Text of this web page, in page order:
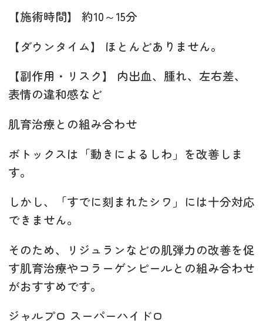
【施術時間】 約10～15分
【ダウンタイム】 ほとんどありません。
【副作用・リスク】 内出血、腫れ、左右差、
表情の違和感など
肌育治療との組み合わせ
ボトックスは「動きによるしわ」を改善しま
す。
しかし、「すでに刻まれたシワ」には十分対応
できません。
そのため、リジュランなどの肌弾力の改善を促
す肌育治療やコラーゲンピールとの組み合わせ
がおすすめです。
ジャルプロ スーパーハイドロ